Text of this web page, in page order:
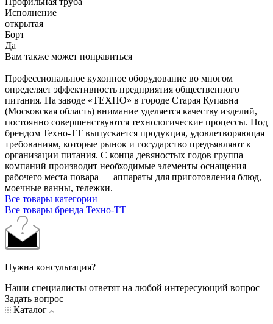
Исполнение
открытая
Борт
Да
Вам также может понравиться
Профессиональное кухонное оборудование во многом
определяет эффективность предприятия общественного
питания. На заводе «ТЕХНО» в городе Старая Купавна
(Московская область) внимание уделяется качеству изделий,
постоянно совершенствуются технологические процессы. Под
брендом Техно-ТТ выпускается продукция, удовлетворяющая
требованиям, которые рынок и государство предъявляют к
организации питания. С конца девяностых годов группа
компаний производит необходимые элементы оснащения
рабочего места повара — аппараты для приготовления блюд,
моечные ванны, тележки.
Все товары категории
Все товары бренда Техно-ТТ
Нужна консультация?
Наши специалисты ответят на любой интересующий вопрос
Задать вопрос
Каталог